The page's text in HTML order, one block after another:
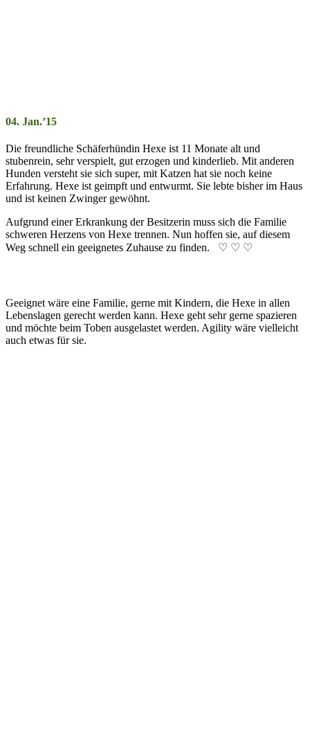
04. Jan.’15
Die freundliche Schäferhündin Hexe ist 11 Monate alt und
stubenrein, sehr verspielt, gut erzogen und kinderlieb. Mit anderen
Hunden versteht sie sich super, mit Katzen hat sie noch keine
Erfahrung. Hexe ist geimpft und entwurmt. Sie lebte bisher im Haus
und ist keinen Zwinger gewöhnt.
Aufgrund einer Erkrankung der Besitzerin muss sich die Familie
schweren Herzens von Hexe trennen. Nun hoffen sie, auf diesem
Weg schnell ein geeignetes Zuhause zu finden. ♡ ♡ ♡
Geeignet wäre eine Familie, gerne mit Kindern, die Hexe in allen
Lebenslagen gerecht werden kann. Hexe geht sehr gerne spazieren
und möchte beim Toben ausgelastet werden. Agility wäre vielleicht
auch etwas für sie.